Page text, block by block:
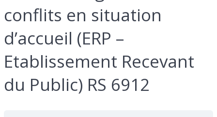
conflits en situation
d’accueil (ERP –
Etablissement Recevant
du Public) RS 6912